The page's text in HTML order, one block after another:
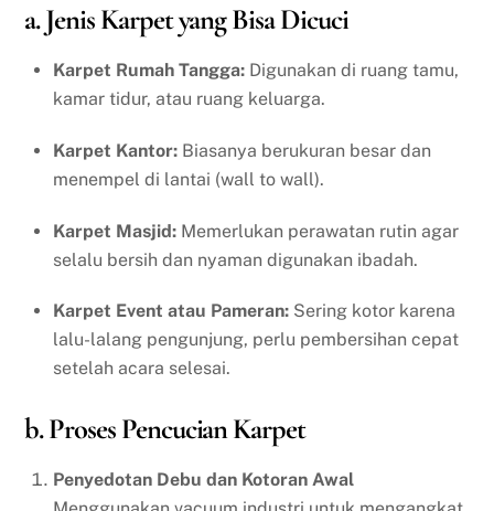
a. Jenis Karpet yang Bisa Dicuci
Karpet Rumah Tangga: Digunakan di ruang tamu,
kamar tidur, atau ruang keluarga.
Karpet Kantor: Biasanya berukuran besar dan
menempel di lantai (wall to wall).
Karpet Masjid: Memerlukan perawatan rutin agar
selalu bersih dan nyaman digunakan ibadah.
Karpet Event atau Pameran: Sering kotor karena
lalu-lalang pengunjung, perlu pembersihan cepat
setelah acara selesai.
b. Proses Pencucian Karpet
Penyedotan Debu dan Kotoran Awal